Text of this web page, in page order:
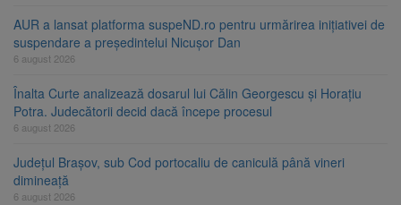
AUR a lansat platforma suspeND.ro pentru urmărirea inițiativei de
suspendare a președintelui Nicușor Dan
6 august 2026
Înalta Curte analizează dosarul lui Călin Georgescu și Horațiu
Potra. Judecătorii decid dacă începe procesul
6 august 2026
Județul Brașov, sub Cod portocaliu de caniculă până vineri
dimineață
6 august 2026